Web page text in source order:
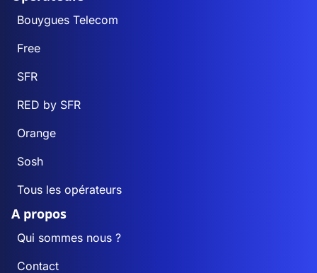
Bouygues Telecom
Free
SFR
RED by SFR
Orange
Sosh
Tous les opérateurs
A propos
Qui sommes nous ?
Contact